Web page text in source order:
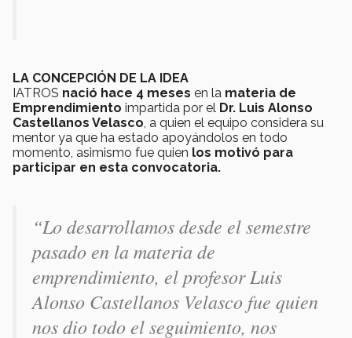
LA CONCEPCIÓN DE LA IDEA
IATROS nació hace 4 meses en la materia de
Emprendimiento impartida por el Dr. Luis Alonso
Castellanos Velasco, a quien el equipo considera su
mentor ya que ha estado apoyándolos en todo
momento, asimismo fue quien los motivó para
participar en esta convocatoria.
“Lo desarrollamos desde el semestre
pasado en la materia de
emprendimiento, el profesor Luis
Alonso Castellanos Velasco fue quien
nos dio todo el seguimiento, nos